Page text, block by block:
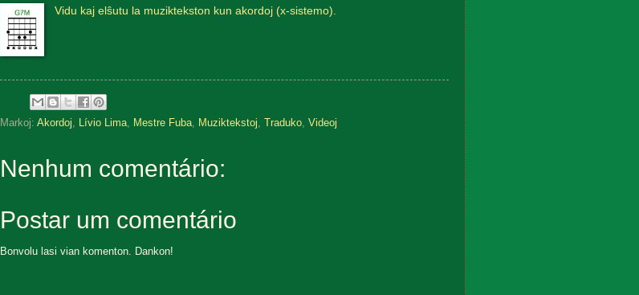
Vidu kaj elŝutu la muziktekston kun akordoj (x-sistemo).
Markoj: Akordoj Lívio Lima, Mestre Fuba, Muziktekstoj Traduko, Videoj
Nenhum comentário:
Postar um comentário
Bonvolu lasi vian komenton. Dankon!